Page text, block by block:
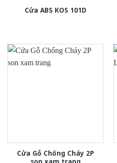
Cửa ABS KOS 101D
Cửa Gỗ Chống Cháy 2P